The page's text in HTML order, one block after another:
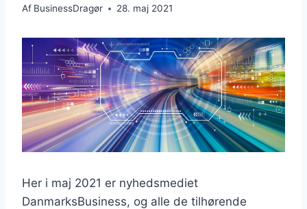
Af BusinessDragør 28. maj 2021
Her i maj 2021 er nyhedsmediet
DanmarksBusiness, og alle de tilhørende